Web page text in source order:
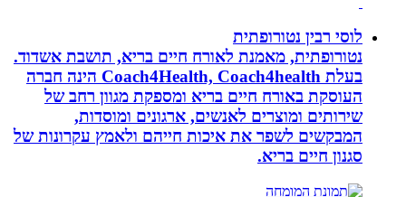
לוסי רבין נטורופתית
נטורופתית, מאמנת לאורח חיים בריא, תושבת אשדוד.
בעלת Coach4Health, Coach4health הינה חברה
העוסקת באורח חיים בריא ומספקת מגוון רחב של
שירותים ומוצרים לאנשים, ארגונים ומוסדות,
המבקשים לשפר את איכות חייהם ולאמץ עקרונות של
סגנון חיים בריא.